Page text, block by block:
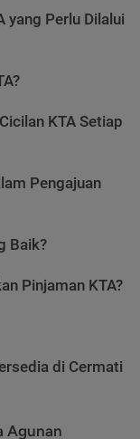
yang Perlu Dilalui
KTA Setiap
Pengajuan
Baik?
Pinjaman KTA?
di Cermati
Agunan